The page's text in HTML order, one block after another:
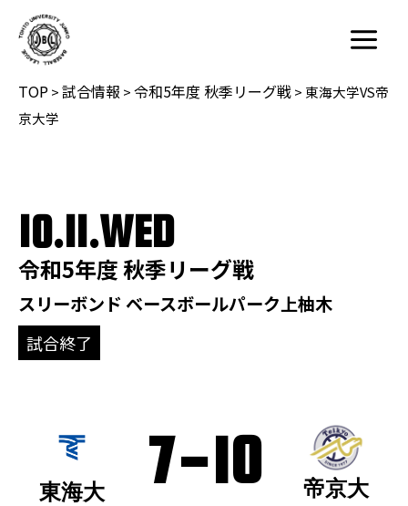
Main
Menu
TOP>試合情報 >令和5年度 秋季リーグ戦> 東海大学VS帝
京大学
10.11.WED
令和5年度 秋季リーグ戦
スリーボンド ベースボールパーク上柚木
試合終了
東海大 7-10 帝京大